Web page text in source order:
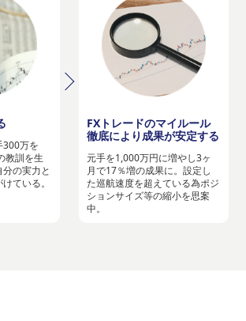
300万を
教訓を生
の実力と
ている。
FXトレードのマイルール
徹底により成果が安定する
元手を1,000万円に増やし3ヶ
月で17％増の成果に。設定し
た巡航速度を超えている為ポジ
ションサイズ等の縮小を思案
中。